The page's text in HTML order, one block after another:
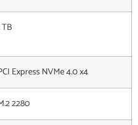
TB
Express NVMe 4.0 x4
2280